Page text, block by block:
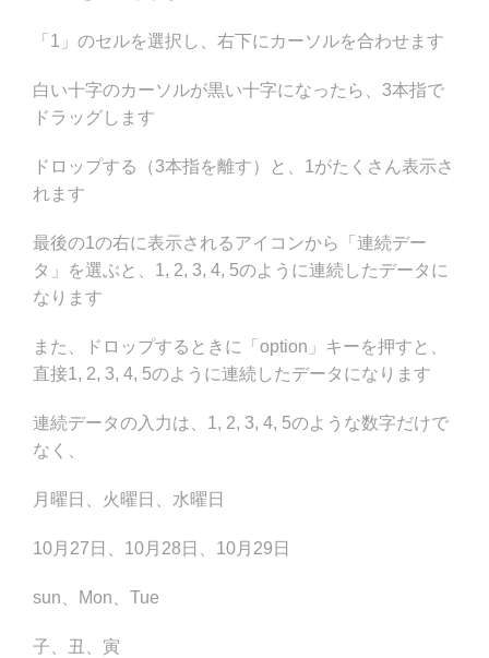
「1」のセルを選択し、右下にカーソルを合わせます
白い十字のカーソルが黒い十字になったら、3本指で
ドラッグします
ドロップする（3本指を離す）と、1がたくさん表示さ
れます
最後の1の右に表示されるアイコンから「連続デー
タ」を選ぶと、1, 2, 3, 4, 5のように連続したデータに
なります
また、ドロップするときに「option」キーを押すと、
直接1, 2, 3, 4, 5のように連続したデータになります
連続データの入力は、1, 2, 3, 4, 5のような数字だけで
なく、
月曜日、火曜日、水曜日
10月27日、10月28日、10月29日
sun、Mon、Tue
子、丑、寅